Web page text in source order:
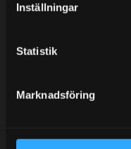
Inställningar
Statistik
Marknadsföring
KUNDTJÄNST